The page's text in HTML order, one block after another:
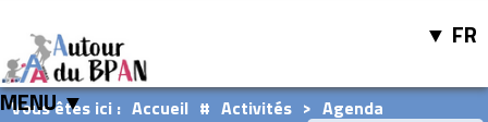
MENU ▼
FR
Vous êtes ici : Accueil # Activités > Agenda